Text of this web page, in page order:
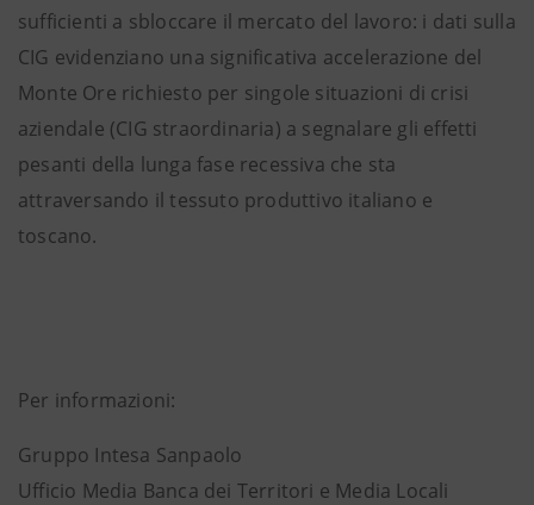
sufficienti a sbloccare il mercato del lavoro: i dati sulla
CIG evidenziano una significativa accelerazione del
Monte Ore richiesto per singole situazioni di crisi
aziendale (CIG straordinaria) a segnalare gli effetti
pesanti della lunga fase recessiva che sta
attraversando il tessuto produttivo italiano e
toscano.
Per informazioni:
Gruppo Intesa Sanpaolo
Ufficio Media Banca dei Territori e Media Locali